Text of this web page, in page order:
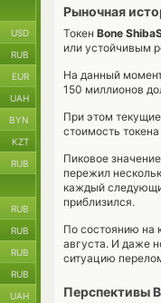
Рыночная
Токен Bone
или устойчивым
На данный
150 миллионов
При этом
стоимость
Пиковое
пережил
каждый
приблизился.
По состоянию на
августа. И даже
ситуацию
Перспективы
USD
RUB
EUR
UAH
BYN
KZT
RUB
RUB
RUB
RUB
RUB
UAH